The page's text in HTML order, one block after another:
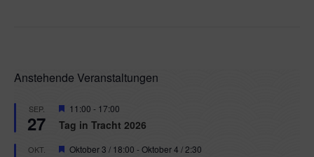
Anstehende Veranstaltungen
SEP.
27
Hervorgehoben
11:00 - 17:00
Tag in Tracht 2026
OKT. Hervorgehoben
Oktober 3 / 18:00 -Oktober 4 / 2:30